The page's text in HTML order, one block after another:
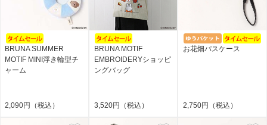
BRUNA SUMMER
MOTIF MINI浮き輪型チ
ャーム
2,090円（税込）
BRUNA MOTIF
EMBROIDERYショッピ
ングバッグ
3,520円（税込）
お花畑パスケース
2,750円（税込）